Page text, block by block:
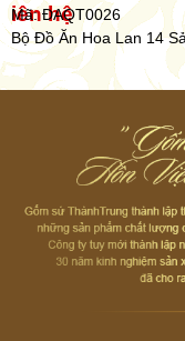
hệ
Mã: ĐAQT0026
Bộ Đồ Ăn Hoa Lan 14